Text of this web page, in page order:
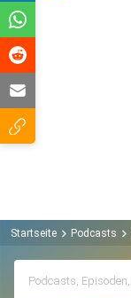
Startseite Podcasts